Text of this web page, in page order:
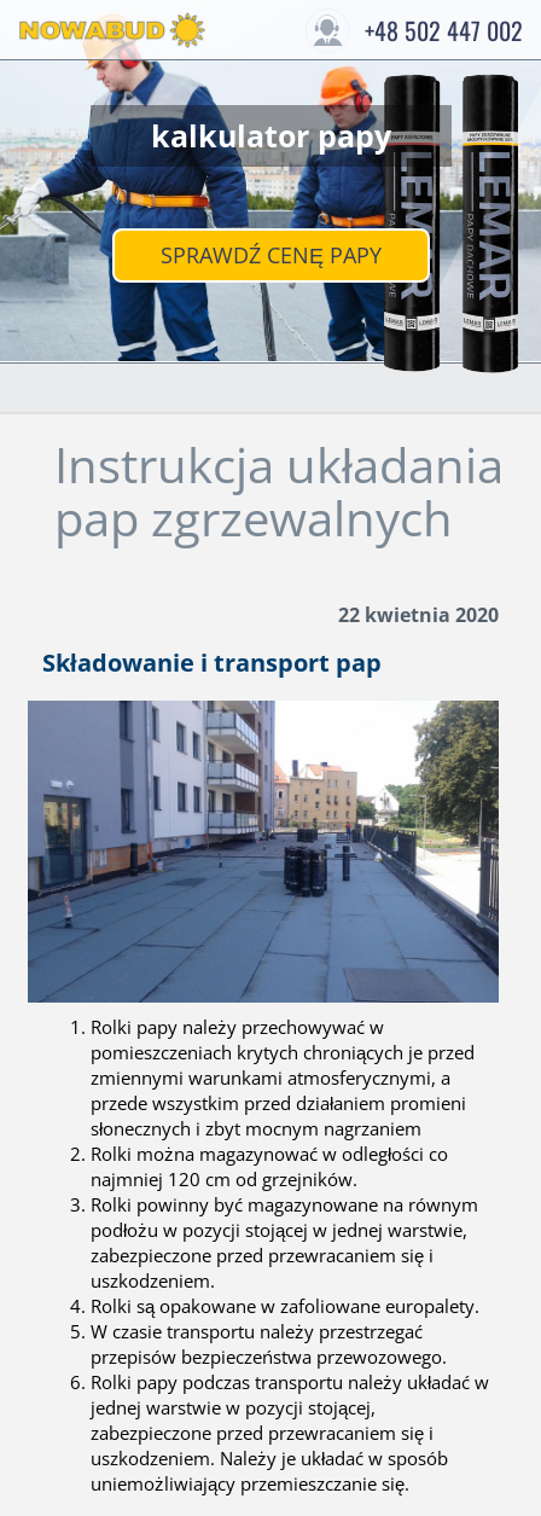
+48 502 447 002
kalkulator papy
SPRAWDŹ CENĘ PAPY
Instrukcja układania
pap zgrzewalnych
22 kwietnia 2020
Składowanie i transport pap
Rolki papy należy przechowywać w
pomieszczeniach krytych chroniących je przed
zmiennymi warunkami atmosferycznymi, a
przede wszystkim przed działaniem promieni
słonecznych i zbyt mocnym nagrzaniem
Rolki można magazynować w odległości co
najmniej 120 cm od grzejników.
Rolki powinny być magazynowane na równym
podłożu w pozycji stojącej w jednej warstwie,
zabezpieczone przed przewracaniem się i
uszkodzeniem.
Rolki są opakowane w zafoliowane europalety.
W czasie transportu należy przestrzegać
przepisów bezpieczeństwa przewozowego.
Rolki papy podczas transportu należy układać w
jednej warstwie w pozycji stojącej,
zabezpieczone przed przewracaniem się i
uszkodzeniem. Należy je układać w sposób
uniemożliwiający przemieszczanie się.